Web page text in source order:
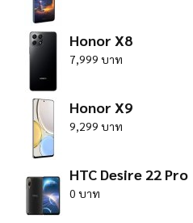
Honor X8
7,999 บาท
Honor X9
9,299 บาท
HTC Desire 22 Pro
0 บาท